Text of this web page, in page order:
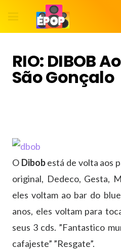
RIO: DIBOB
São Gonçalo
O Dibobestá de volta aos
original, Dedeco, Gesta,
eles voltam ao bar do
anos, eles voltam para
seus 3 cds. ”Fantastico
cafajeste” ”Resgate”.